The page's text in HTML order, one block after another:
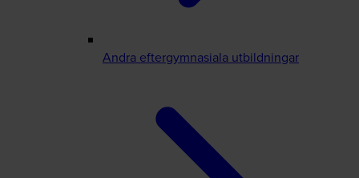
Andra eftergymnasiala utbildningar